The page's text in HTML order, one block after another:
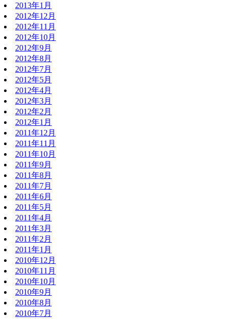
2013年1月
2012年12月
2012年11月
2012年10月
2012年9月
2012年8月
2012年7月
2012年5月
2012年4月
2012年3月
2012年2月
2012年1月
2011年12月
2011年11月
2011年10月
2011年9月
2011年8月
2011年7月
2011年6月
2011年5月
2011年4月
2011年3月
2011年2月
2011年1月
2010年12月
2010年11月
2010年10月
2010年9月
2010年8月
2010年7月